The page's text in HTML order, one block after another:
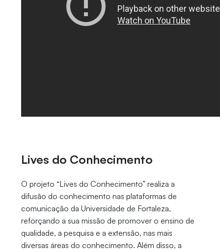
Lives do Conhecimento
O projeto “Lives do Conhecimento” realiza a
difusão do conhecimento nas plataformas de
comunicação da Universidade de Fortaleza,
reforçando a sua missão de promover o ensino de
qualidade, a pesquisa e a extensão, nas mais
diversas áreas do conhecimento. Além disso, a